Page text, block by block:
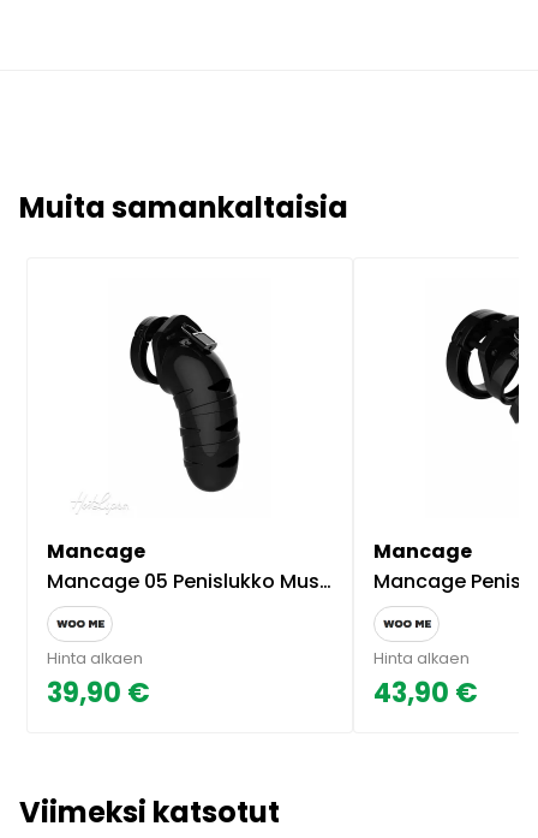
Muita samankaltaisia
Mancage
Mancage 05 Penislukko Musta
Hinta alkaen
39,90 €
Mancage
Mancage Penislukko
Hinta alkaen
43,90 €
Viimeksi katsotut